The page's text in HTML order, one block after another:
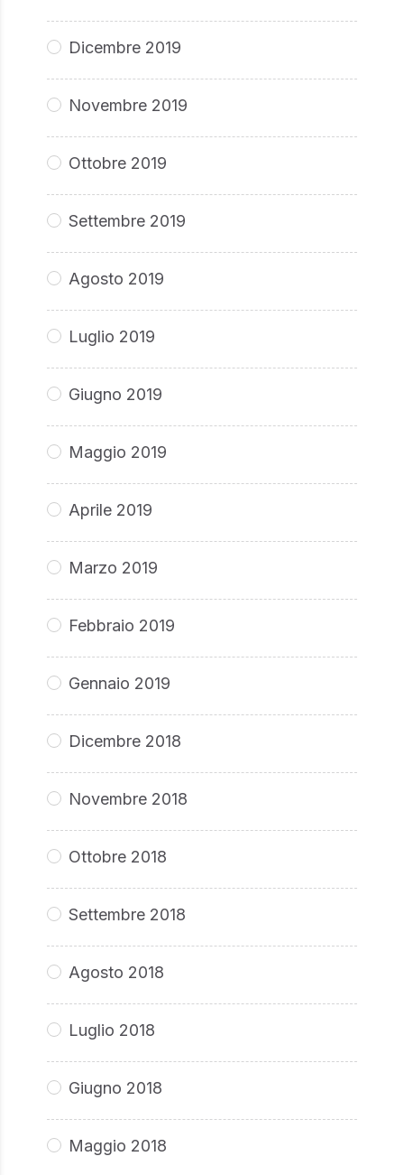
Dicembre 2019
Novembre 2019
Ottobre 2019
Settembre 2019
Agosto 2019
Luglio 2019
Giugno 2019
Maggio 2019
Aprile 2019
Marzo 2019
Febbraio 2019
Gennaio 2019
Dicembre 2018
Novembre 2018
Ottobre 2018
Settembre 2018
Agosto 2018
Luglio 2018
Giugno 2018
Maggio 2018